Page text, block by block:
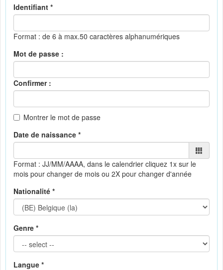
Identifiant *
Format : de 6 à max.50 caractères alphanumériques
Mot de passe :
Confirmer :
Montrer le mot de passe
Date de naissance *
Format : JJ/MM/AAAA, dans le calendrier cliquez 1x sur le
mois pour changer de mois ou 2X pour changer d'année
Nationalité *
Genre *
Langue *